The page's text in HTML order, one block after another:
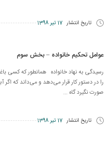
تاریخ انتشار 17 تیر 1398
عوامل تحکیم خانواده – بخش سوم
رسیدگی به نهاد خانواده همانطور كه كسی
را در دستور کار قرار می‌دهد و می‌داند که
صورت نگيرد گاه ...
تاریخ انتشار 17 تیر 1398